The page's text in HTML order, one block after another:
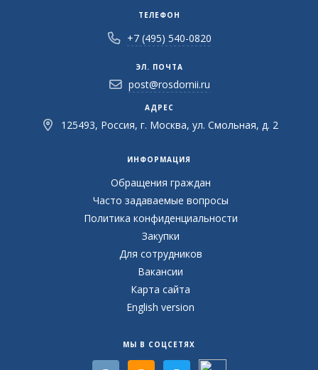
ТЕЛЕФОН
+7 (495) 540-0820
ЭЛ. ПОЧТА
post@rosdornii.ru
АДРЕС
125493, Россия, г. Москва, ул. Смольная, д. 2
ИНФОРМАЦИЯ
Обращения граждан
Часто задаваемые вопросы
Политика конфиденциальности
Закупки
Для сотрудников
Вакансии
Карта сайта
English version
МЫ В СОЦСЕТЯХ